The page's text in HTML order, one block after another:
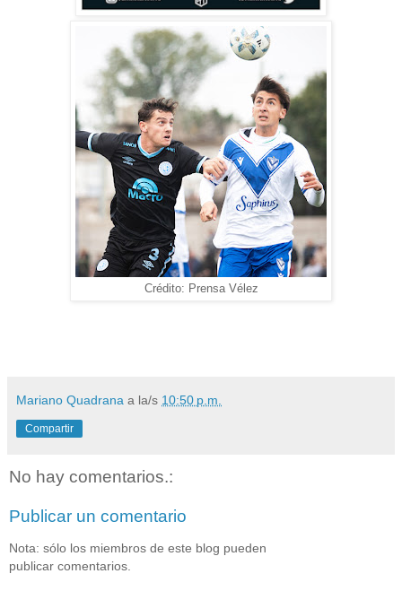
Crédito: Prensa Vélez
Mariano Quadrana a la/s 10:50 p.m.
Compartir
No hay comentarios.:
Publicar un comentario
Nota: sólo los miembros de este blog pueden
publicar comentarios.